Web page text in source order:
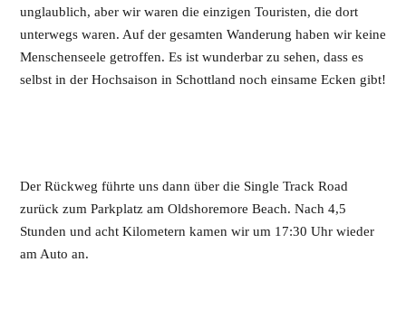
unglaublich, aber wir waren die einzigen Touristen, die dort
unterwegs waren. Auf der gesamten Wanderung haben wir keine
Menschenseele getroffen. Es ist wunderbar zu sehen, dass es
selbst in der Hochsaison in Schottland noch einsame Ecken gibt!
Der Rückweg führte uns dann über die Single Track Road
zurück zum Parkplatz am Oldshoremore Beach. Nach 4,5
Stunden und acht Kilometern kamen wir um 17:30 Uhr wieder
am Auto an.